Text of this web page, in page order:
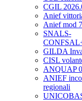
CGIL
Anief
Anief mod
SNALS-
GILDA
CISL
ANQUAP
ANIEF
regionali